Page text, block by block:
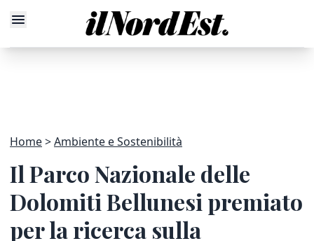
Home Ambiente e Sostenibilità
Il Parco Nazionale delle
Dolomiti Bellunesi premiato
per la ricerca sulla